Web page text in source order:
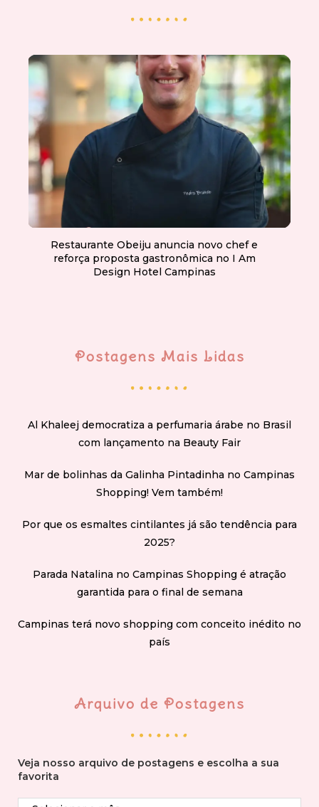
Restaurante Obeiju anuncia novo chef e
reforça proposta gastronômica no I Am
Design Hotel Campinas
Postagens Mais Lidas
Al Khaleej democratiza a perfumaria árabe no Brasil
com lançamento na Beauty Fair
Mar de bolinhas da Galinha Pintadinha no Campinas
Shopping! Vem também!
Por que os esmaltes cintilantes já são tendência para
2025?
Parada Natalina no Campinas Shopping é atração
garantida para o final de semana
Campinas terá novo shopping com conceito inédito no
país
Arquivo de Postagens
Veja nosso arquivo de postagens e escolha a sua
favorita